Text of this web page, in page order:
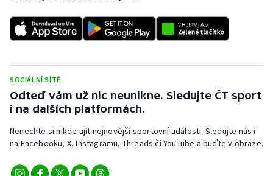
SOCIÁLNÍ SÍTĚ
Odteď vám už nic neunikne. Sledujte ČT sport
i na dalších platformách.
Nenechte si nikde ujít nejnovější sportovní události. Sledujte nás i
na Facebooku, X, Instagramu, Threads či YouTube a buďte v obraze.